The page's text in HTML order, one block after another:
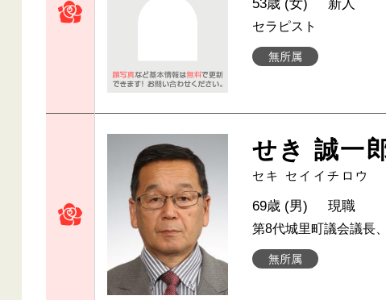
無所属
53歳 (女) 新人
セラピスト
せき 誠一
セキ セイイチロウ
無所属
69歳 (男) 現職
第8代城里町議会議長